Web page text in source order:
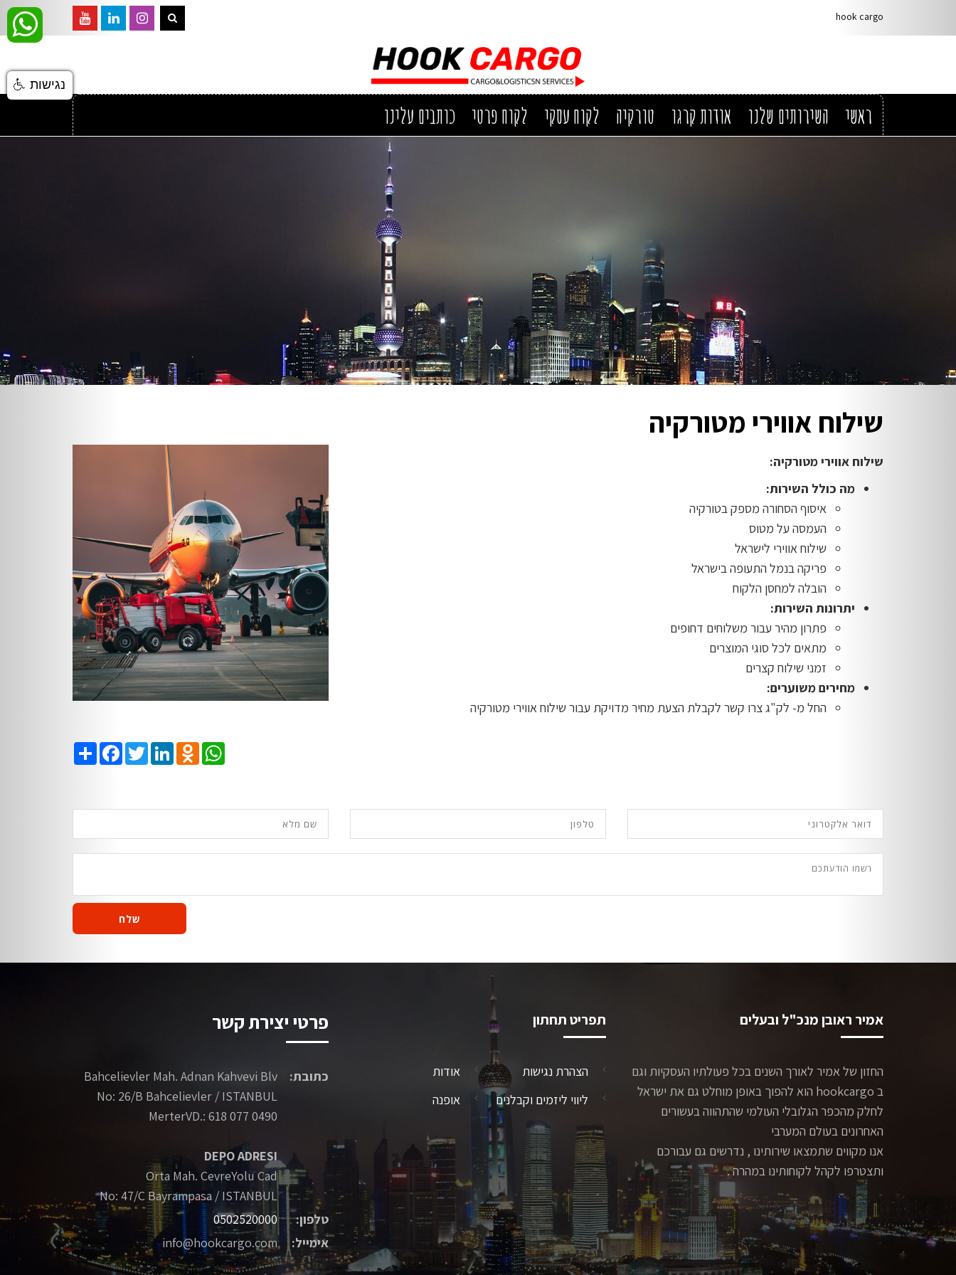
hook cargo
ראשי השירותים שלנו אודות קרגו טורקיה לקוח עסקי לקוח פרטי כותבים עלינו
שילוח אווירי מטורקיה
שילוח אווירי מטורקיה:
מה כולל השירות:
איסוף הסחורה מספק בטורקיה
העמסה על מטוס
שילוח אווירי לישראל
פריקה בנמל התעופה בישראל
הובלה למחסן הלקוח
יתרונות השירות:
פתרון מהיר עבור משלוחים דחופים
מתאים לכל סוגי המוצרים
זמני שילוח קצרים
מחירים משוערים:
החל מ- לק"ג צרו קשר לקבלת הצעת מחיר מדויקת עבור שילוח אווירי מטורקיה
Share FacebookTwitter LinkedInOdnoklassniki
שלח
אמיר ראובן מנכ"ל ובעלים
החזון של אמיר לאורך השנים בכל פעולתיו העסקיות וגם
ב hookcargo הוא להפוך באופן מוחלט גם את ישראל
לחלק מהכפר הגלובלי העולמי שהתהווה בעשורים
האחרונים בעולם המערבי
אנו מקווים שתמצאו שירותינו , נדרשים גם עבורכם
ותצטרפו לקהל לקוחותינו במהרה .
תפריט תחתון
הצהרת נגישות
אודות
ליווי ליזמים וקבלנים
אופנה
פרטי יצירת קשר
כתובת:
Bahcelievler Mah. Adnan Kahvevi Blv
No: 26/B Bahcelievler / ISTANBUL
MerterVD.: 618 077 0490
DEPO ADRESI
Orta Mah. CevreYolu Cad
No: 47/C Bayrampasa / ISTANBUL
טלפון:
0502520000
אימייל:
info@hookcargo.com
נגישות